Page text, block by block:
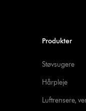
Produkter
Støvsugere
Hårpleje
Luftrensere,